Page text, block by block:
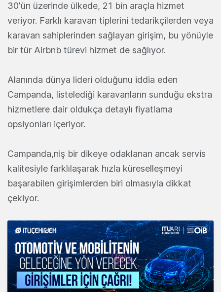
30'ün üzerinde ülkede, 21 bin araçla hizmet
veriyor. Farklı karavan tiplerini tedarikçilerden veya
karavan sahiplerinden sağlayan girişim, bu yönüyle
bir tür Airbnb türevi hizmet de sağlıyor.
Alanında dünya lideri olduğunu iddia eden
Campanda, listelediği karavanların sunduğu ekstra
hizmetlere dair oldukça detaylı fiyatlama
opsiyonları içeriyor.
Campanda,niş bir dikeye odaklanan ancak servis
kalitesiyle farklılaşarak hızla küreselleşmeyi
başarabilen girişimlerden biri olmasıyla dikkat
çekiyor.